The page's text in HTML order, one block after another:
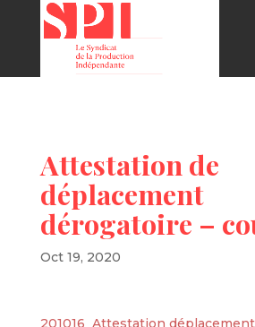
Attestation de
déplacement
dérogatoire –
Oct 19, 2020
201016_Attestation